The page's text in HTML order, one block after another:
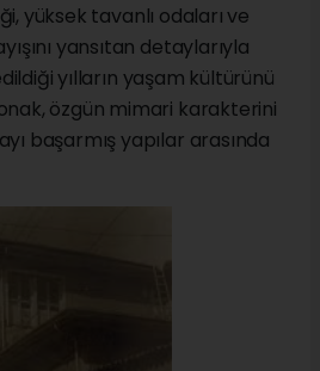
yüksek tavanlı odaları ve
yansıtan detaylarıyla
yılların yaşam kültürünü
özgün mimari karakterini
başarmış yapılar arasında